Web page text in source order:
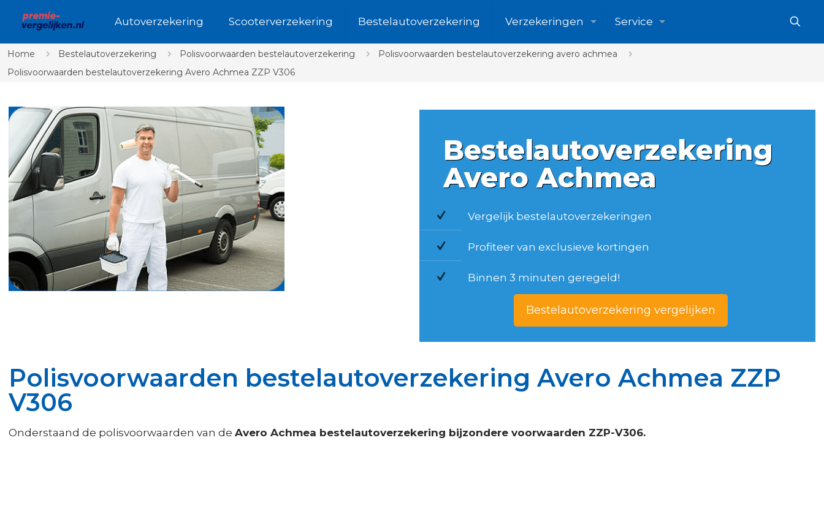
Autoverzekering Scooterverzekering Bestelautoverzekering Verzekeringen Service
Home Bestelautoverzekering Polisvoorwaarden bestelautoverzekering
Polisvoorwaarden bestelautoverzekering avero achmea
Polisvoorwaarden bestelautoverzekering Avero Achmea ZZP V306
Bestelautoverzekering
Avero Achmea
Vergelijk bestelautoverzekeringen
Profiteer van exclusieve kortingen
Binnen 3 minuten geregeld!
Bestelautoverzekering vergelijken
Polisvoorwaarden bestelautoverzekering Avero Achmea ZZP
V306
Onderstaand de polisvoorwaarden van de Avero Achmea bestelautoverzekering bijzondere voorwaarden ZZP-V306.